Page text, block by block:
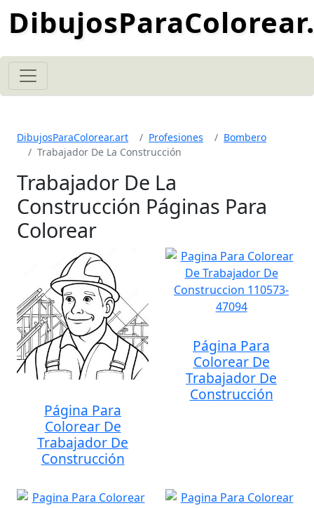
DibujosParaColorear.art Profesiones
Bombero
Trabajador De La Construcción
Trabajador De La
Construcción Páginas Para
Colorear
Página Para
Colorear De
Trabajador De
Construcción
Página Para
Colorear De
Trabajador De
Construcción